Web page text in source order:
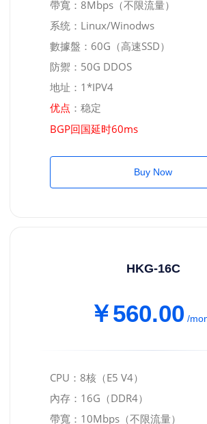
帶寬：8Mbps（不限流量）
系统：Linux/Winodws
數據盤：60G（高速SSD）
防禦：50G DDOS
地址：1*IPV4
优点 ：稳定
BGP回国延时60ms
Buy Now
HKG-16C
￥560.00 /
CPU：8核（E5 V4）
內存：16G（DDR4）
帶寬：10Mbps（不限流量）